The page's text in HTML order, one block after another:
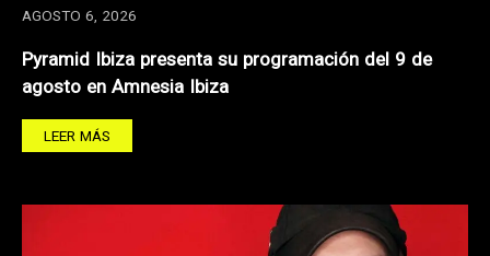
AGOSTO 6, 2026
Pyramid Ibiza presenta su programación del 9 de
agosto en Amnesia Ibiza
LEER MÁS